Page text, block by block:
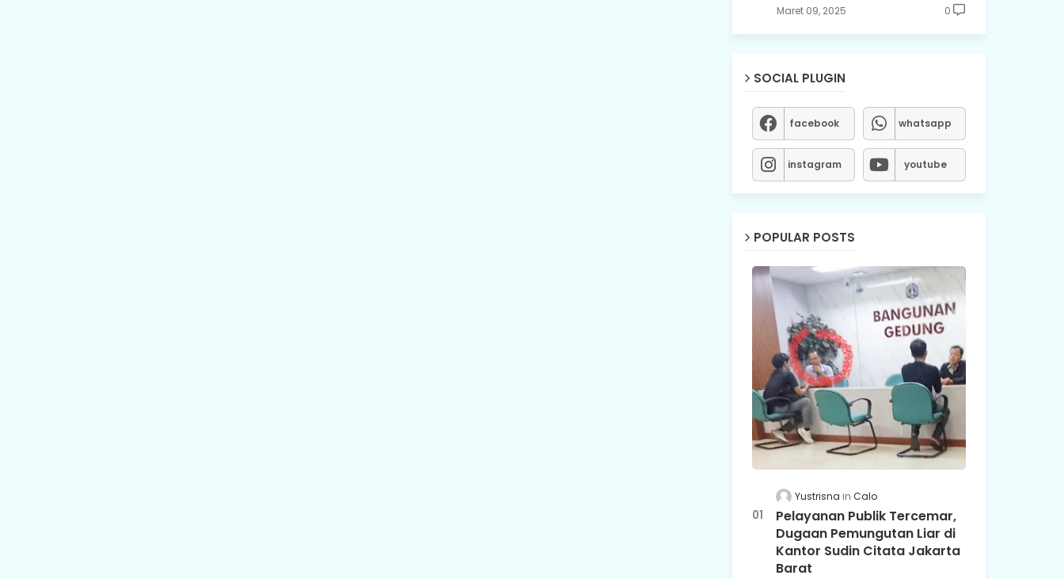
Maret 09, 2025 0
SOCIAL PLUGIN
facebook whatsapp
instagram youtube
POPULAR POSTS
Yustrisna Calo
Pelayanan Publik Tercemar,
Dugaan Pemungutan Liar di
Kantor Sudin Citata Jakarta
Barat